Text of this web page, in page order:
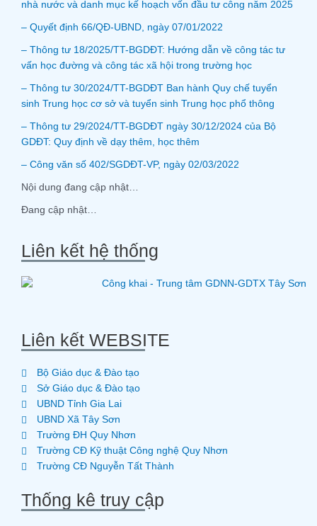
nhà nước và danh mục kế hoạch vốn đầu tư công năm 2025
– Quyết định 66/QĐ-UBND, ngày 07/01/2022
– Thông tư 18/2025/TT-BGDĐT: Hướng dẫn về công tác tư
vấn học đường và công tác xã hội trong trường học
– Thông tư 30/2024/TT-BGDĐT Ban hành Quy chế tuyển
sinh Trung học cơ sở và tuyển sinh Trung học phổ thông
– Thông tư 29/2024/TT-BGDĐT ngày 30/12/2024 của Bộ
GDĐT: Quy định về dạy thêm, học thêm
– Công văn số 402/SGDĐT-VP, ngày 02/03/2022
Nội dung đang cập nhật…
Đang cập nhật…
Liên kết hệ thống
Liên kết WEBSITE
Bộ Giáo dục & Đào tạo
Sở Giáo dục & Đào tạo
UBND Tỉnh Gia Lai
UBND Xã Tây Sơn
Trường ĐH Quy Nhơn
Trường CĐ Kỹ thuật Công nghệ Quy Nhơn
Trường CĐ Nguyễn Tất Thành
Thống kê truy cập